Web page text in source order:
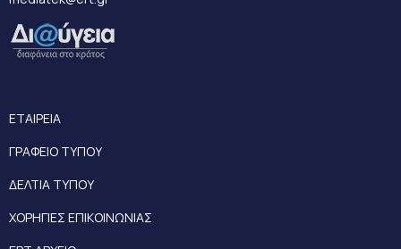
ΕΤΑΙΡΕΙΑ
ΓΡΑΦΕΙΟ ΤΥΠΟΥ
ΔΕΛΤΙΑ ΤΥΠΟΥ
ΧΟΡΗΓΙΕΣ ΕΠΙΚΟΙΝΩΝΙΑΣ